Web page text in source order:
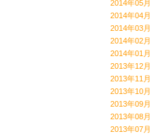
2014年05月
2014年04月
2014年03月
2014年02月
2014年01月
2013年12月
2013年11月
2013年10月
2013年09月
2013年08月
2013年07月